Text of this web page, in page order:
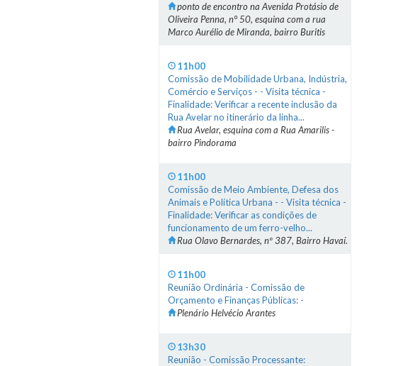
ponto de encontro na Avenida Protásio de
Oliveira Penna, n° 50, esquina com a rua
Marco Aurélio de Miranda, bairro Buritis
11h00
Comissão de Mobilidade Urbana, Indústria,
Comércio e Serviços - - Visita técnica -
Finalidade: Verificar a recente inclusão da
Rua Avelar no itinerário da linha...
Rua Avelar, esquina com a Rua Amarilis -
bairro Pindorama
11h00
Comissão de Meio Ambiente, Defesa dos
Animais e Política Urbana - - Visita técnica -
Finalidade: Verificar as condições de
funcionamento de um ferro-velho...
Rua Olavo Bernardes, nº 387, Bairro Havaí.
11h00
Reunião Ordinária - Comissão de
Orçamento e Finanças Públicas: -
Plenário Helvécio Arantes
13h30
Reunião - Comissão Processante: